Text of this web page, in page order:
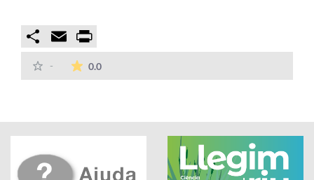
Compartir
Email
- 0.0La mitjana de les valoracions és de 0